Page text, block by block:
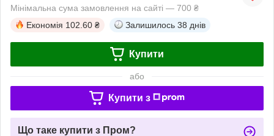
Мінімальна сума замовлення на сайті — 700 ₴
Економія 102.60 ₴ Залишилось 38 днів
Купити
або
Купити з
Що таке купити з Пром?